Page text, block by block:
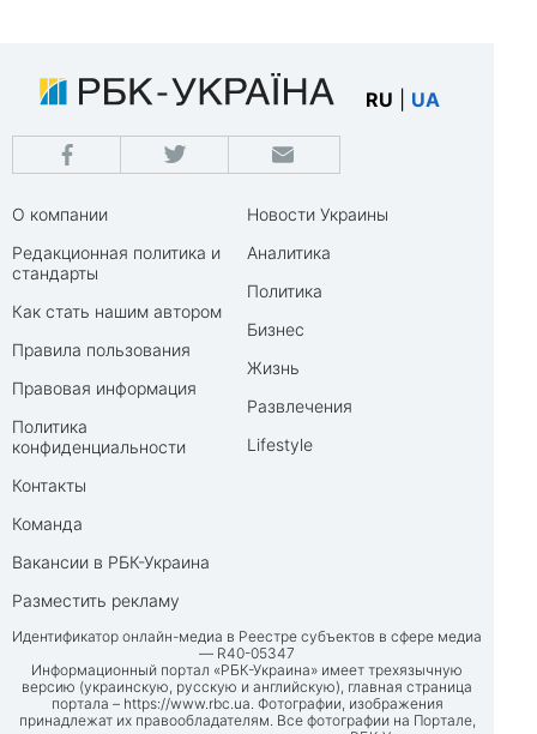
RU UA
О компании
Редакционная политика и
стандарты
Как стать нашим автором
Правила пользования
Правовая информация
Политика
конфиденциальности
Контакты
Команда
Вакансии в РБК-Украина
Разместить рекламу
Новости Украины
Аналитика
Политика
Бизнес
Жизнь
Развлечения
Lifestyle
Идентификатор онлайн-медиа в Реестре субъектов в сфере медиа
— R40-05347
Информационный портал «РБК-Украина» имеет трехязычную
версию (украинскую, русскую и английскую), главная страница
портала – https://www.rbc.ua. Фотографии, изображения
принадлежат их правообладателям. Все фотографии на Портале,